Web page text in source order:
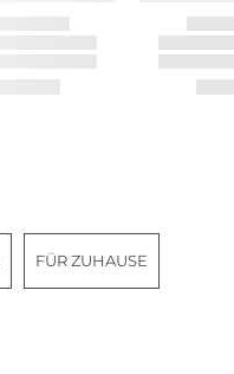
FÜR ZUHAUSE